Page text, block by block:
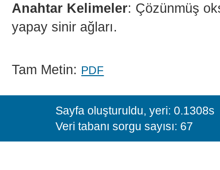
Anahtar Kelimeler: Çözünmüş
yapay sinir ağları.
Tam Metin: PDF
Sayfa oluşturuldu, yeri: 0.1308s
Veri tabanı sorgu sayısı: 67